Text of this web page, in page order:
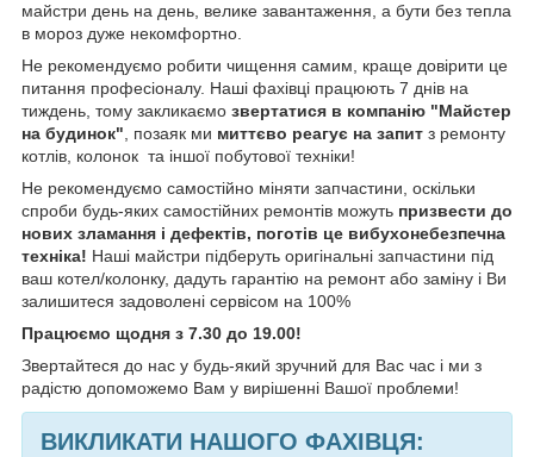
майстри день на день, велике завантаження, а бути без тепла
в мороз дуже некомфортно.
Не рекомендуємо робити чищення самим, краще довірити це
питання професіоналу. Наші фахівці працюють 7 днів на
тиждень, тому закликаємо звертатися в компанію "Майстер
на будинок" , позаяк ми миттєво реагує на запит з ремонту
котлів, колонок та іншої побутової техніки!
Не рекомендуємо самостійно міняти запчастини, оскільки
спроби будь-яких самостійних ремонтів можуть призвести до
нових зламання і дефектів, поготів це вибухонебезпечна
техніка! Наші майстри підберуть оригінальні запчастини під
ваш котел/колонку, дадуть гарантію на ремонт або заміну і Ви
залишитеся задоволені сервісом на 100%
Працюємо щодня з 7.30 до 19.00!
Звертайтеся до нас у будь-який зручний для Вас час і ми з
радістю допоможемо Вам у вирішенні Вашої проблеми!
ВИКЛИКАТИ НАШОГО ФАХІВЦЯ: